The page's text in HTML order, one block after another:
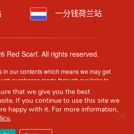
一分钱荷兰站
Red Scarf. All rights reserved.
in our contents which means we may get
purchases made through our links to
retailer sites.
users, brands or merchants. Some
generated by AI and is provided for
availability may change without prior
that we give you the best
If you continue to use this site we
happy with it. For more information,